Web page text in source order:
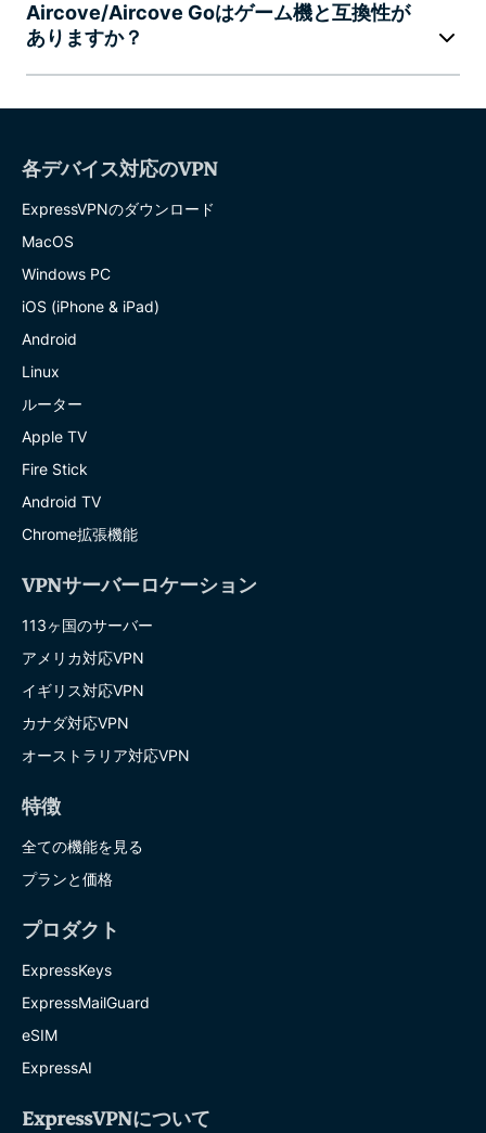
Aircove/Aircove Goはゲーム機と互換性が
ありますか？
各デバイス対応のVPN
ExpressVPNのダウンロード
MacOS
Windows PC
iOS (iPhone & iPad)
Android
Linux
ルーター
Apple TV
Fire Stick
Android TV
Chrome拡張機能
VPNサーバーロケーション
113ヶ国のサーバー
アメリカ対応VPN
イギリス対応VPN
カナダ対応VPN
オーストラリア対応VPN
特徴
全ての機能を見る
プランと価格
プロダクト
ExpressKeys
ExpressMailGuard
eSIM
ExpressAI
ExpressVPNについて